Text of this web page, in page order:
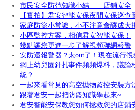
市民安全防范知識小結——店鋪安全
【實拍】君安智能安保夜間安保巡查
家庭防盜小常識，小不注意會釀成大
小區監控方案，相信君安智能安保！
幾點讓您更進一步了解視頻聯網報警
安防還報警器？太out了！現在流行
網上幼兒園針扎事件頻頻爆料，議論
統？
一起來看常見的高空拋物監控安裝方
跟著君安一起把防盜知識學起來~
君安智能安保教您如何拯救您的店鋪